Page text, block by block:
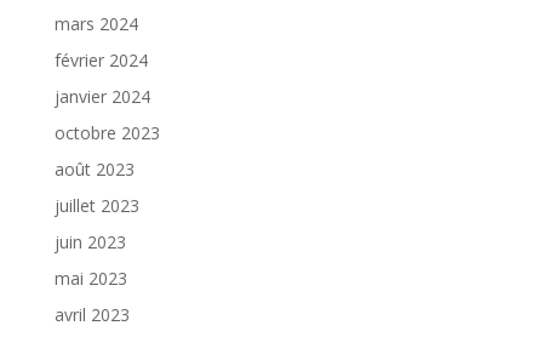
mars 2024
février 2024
janvier 2024
octobre 2023
août 2023
juillet 2023
juin 2023
mai 2023
avril 2023